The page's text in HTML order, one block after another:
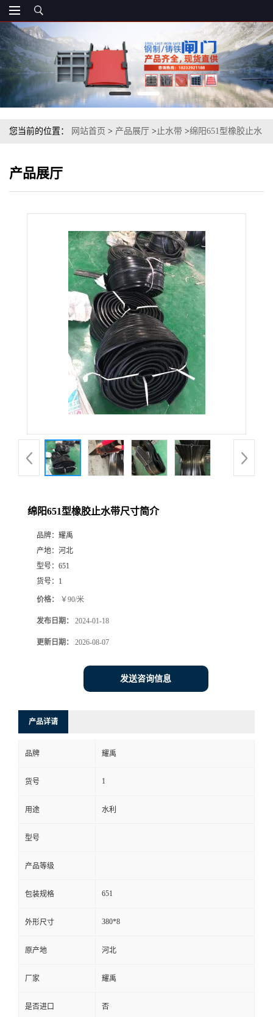
您当前的位置： 网站首页 > 产品展厅 > 止水带 >绵阳651型橡胶止水
产品展厅
绵阳651型橡胶止水带尺寸简介
品牌： 耀禹
产地： 河北
型号： 651
货号： 1
价格： ￥90/米
发布日期： 2024-01-18
更新日期： 2026-08-07
发送咨询信息
产品详请
品牌 耀禹
货号 1
用途 水利
型号
产品等级
包装规格 651
外形尺寸 380*8
原产地 河北
厂家 耀禹
是否进口 否